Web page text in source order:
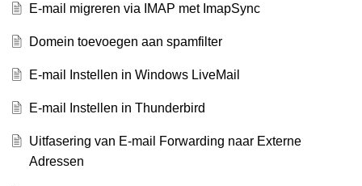
E-mail migreren via IMAP met ImapSync
Domein toevoegen aan spamfilter
E-mail Instellen in Windows LiveMail
E-mail Instellen in Thunderbird
Uitfasering van E-mail Forwarding naar Externe
Adressen